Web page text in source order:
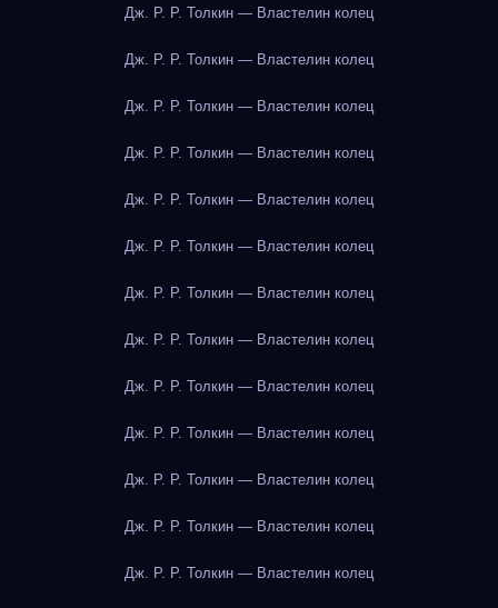
Дж. Р. Р. Толкин — Властелин колец
Дж. Р. Р. Толкин — Властелин колец
Дж. Р. Р. Толкин — Властелин колец
Дж. Р. Р. Толкин — Властелин колец
Дж. Р. Р. Толкин — Властелин колец
Дж. Р. Р. Толкин — Властелин колец
Дж. Р. Р. Толкин — Властелин колец
Дж. Р. Р. Толкин — Властелин колец
Дж. Р. Р. Толкин — Властелин колец
Дж. Р. Р. Толкин — Властелин колец
Дж. Р. Р. Толкин — Властелин колец
Дж. Р. Р. Толкин — Властелин колец
Дж. Р. Р. Толкин — Властелин колец